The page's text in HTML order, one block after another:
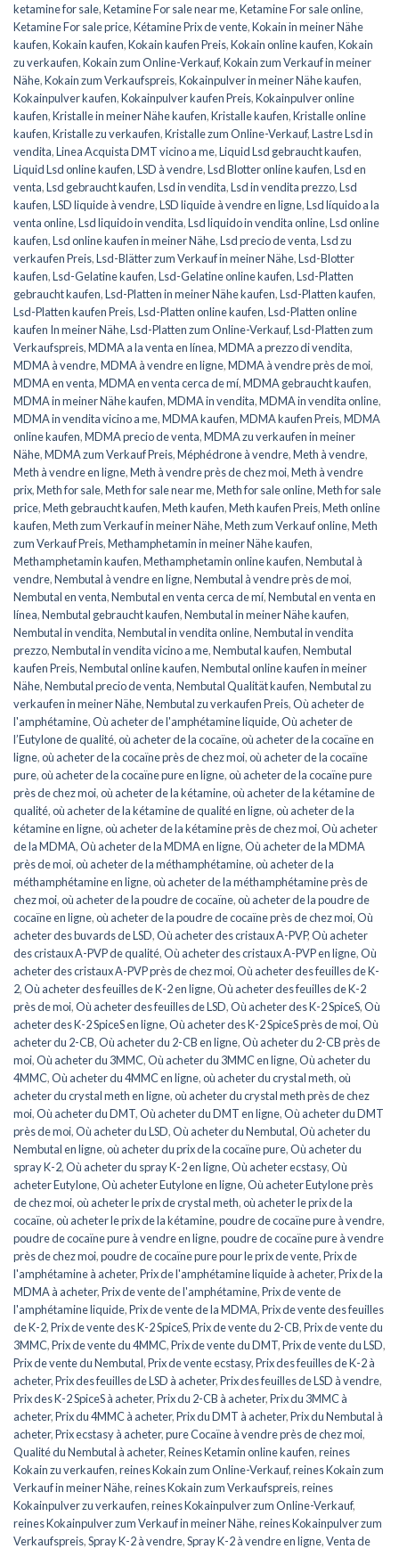
ketamine for sale,Ketamine For sale near me,Ketamine For sale online,
Ketamine For sale price,Kétamine Prix de vente,Kokain in meiner Nähe
kaufen,Kokain kaufen,Kokain kaufen Preis,Kokain online kaufen,Kokain
zu verkaufen,Kokain zum Online-Verkauf,Kokain zum Verkauf in meiner
Nähe,Kokain zum Verkaufspreis,Kokainpulver in meiner Nähe kaufen,
Kokainpulver kaufen,Kokainpulver kaufen Preis,Kokainpulver online
kaufen,Kristalle in meiner Nähe kaufen,Kristalle kaufen,Kristalle online
kaufen,Kristalle zu verkaufen,Kristalle zum Online-Verkauf,Lastre Lsd in
vendita,Linea Acquista DMT vicino a me,Liquid Lsd gebraucht kaufen,
Liquid Lsd online kaufen,LSD à vendre,Lsd Blotter online kaufen,Lsd en
venta,Lsd gebraucht kaufen,Lsd in vendita,Lsd in vendita prezzo,Lsd
kaufen,LSD liquide à vendre,LSD liquide à vendre en ligne,Lsd líquido a la
venta online,Lsd liquido in vendita,Lsd liquido in vendita online,Lsd online
kaufen,Lsd online kaufen in meiner Nähe,Lsd precio de venta,Lsd zu
verkaufen Preis,Lsd-Blätter zum Verkauf in meiner Nähe,Lsd-Blotter
kaufen,Lsd-Gelatine kaufen,Lsd-Gelatine online kaufen,Lsd-Platten
gebraucht kaufen,Lsd-Platten in meiner Nähe kaufen,Lsd-Platten kaufen,
Lsd-Platten kaufen Preis,Lsd-Platten online kaufen,Lsd-Platten online
kaufen In meiner Nähe,Lsd-Platten zum Online-Verkauf,Lsd-Platten zum
Verkaufspreis,MDMA a la venta en línea,MDMA a prezzo di vendita,
MDMA à vendre,MDMA à vendre en ligne,MDMA à vendre près de moi,
MDMA en venta,MDMA en venta cerca de mí,MDMA gebraucht kaufen,
MDMA in meiner Nähe kaufen,MDMA in vendita,MDMA in vendita online,
MDMA in vendita vicino a me,MDMA kaufen,MDMA kaufen Preis,MDMA
online kaufen,MDMA precio de venta,MDMA zu verkaufen in meiner
Nähe,MDMA zum Verkauf Preis,Méphédrone à vendre,Meth à vendre,
Meth à vendre en ligne,Meth à vendre près de chez moi,Meth à vendre
prix,Meth for sale,Meth for sale near me,Meth for sale online,Meth for sale
price,Meth gebraucht kaufen,Meth kaufen,Meth kaufen Preis,Meth online
kaufen,Meth zum Verkauf in meiner Nähe,Meth zum Verkauf online,Meth
zum Verkauf Preis,Methamphetamin in meiner Nähe kaufen,
Methamphetamin kaufen,Methamphetamin online kaufen,Nembutal à
vendre,Nembutal à vendre en ligne,Nembutal à vendre près de moi,
Nembutal en venta,Nembutal en venta cerca de mí,Nembutal en venta en
línea,Nembutal gebraucht kaufen,Nembutal in meiner Nähe kaufen,
Nembutal in vendita,Nembutal in vendita online,Nembutal in vendita
prezzo,Nembutal in vendita vicino a me,Nembutal kaufen,Nembutal
kaufen Preis,Nembutal online kaufen,Nembutal online kaufen in meiner
Nähe,Nembutal precio de venta,Nembutal Qualität kaufen,Nembutal zu
verkaufen in meiner Nähe,Nembutal zu verkaufen Preis,Où acheter de
l'amphétamine,Où acheter de l'amphétamine liquide,Où acheter de
l’Eutylone de qualité,où acheter de la cocaïne,où acheter de la cocaïne en
ligne,où acheter de la cocaïne près de chez moi,où acheter de la cocaïne
pure,où acheter de la cocaïne pure en ligne,où acheter de la cocaïne pure
près de chez moi,où acheter de la kétamine,où acheter de la kétamine de
qualité,où acheter de la kétamine de qualité en ligne,où acheter de la
kétamine en ligne,où acheter de la kétamine près de chez moi,Où acheter
de la MDMA,Où acheter de la MDMA en ligne,Où acheter de la MDMA
près de moi,où acheter de la méthamphétamine,où acheter de la
méthamphétamine en ligne,où acheter de la méthamphétamine près de
chez moi,où acheter de la poudre de cocaïne,où acheter de la poudre de
cocaïne en ligne,où acheter de la poudre de cocaïne près de chez moi,Où
acheter des buvards de LSD,Où acheter des cristaux A-PVP,Où acheter
des cristaux A-PVP de qualité,Où acheter des cristaux A-PVP en ligne,Où
acheter des cristaux A-PVP près de chez moi,Où acheter des feuilles de K-
2,Où acheter des feuilles de K-2 en ligne,Où acheter des feuilles de K-2
près de moi,Où acheter des feuilles de LSD,Où acheter des K-2 SpiceS,Où
acheter des K-2 SpiceS en ligne,Où acheter des K-2 SpiceS près de moi,Où
acheter du 2-CB,Où acheter du 2-CB en ligne,Où acheter du 2-CB près de
moi,Où acheter du 3MMC,Où acheter du 3MMC en ligne,Où acheter du
4MMC,Où acheter du 4MMC en ligne,où acheter du crystal meth,où
acheter du crystal meth en ligne,où acheter du crystal meth près de chez
moi,Où acheter du DMT,Où acheter du DMT en ligne,Où acheter du DMT
près de moi,Où acheter du LSD,Où acheter du Nembutal,Où acheter du
Nembutal en ligne,où acheter du prix de la cocaïne pure,Où acheter du
spray K-2,Où acheter du spray K-2 en ligne,Où acheter ecstasy,Où
acheter Eutylone,Où acheter Eutylone en ligne,Où acheter Eutylone près
de chez moi,où acheter le prix de crystal meth,où acheter le prix de la
cocaïne,où acheter le prix de la kétamine,poudre de cocaïne pure à vendre,
poudre de cocaïne pure à vendre en ligne,poudre de cocaïne pure à vendre
près de chez moi,poudre de cocaïne pure pour le prix de vente,Prix de
l'amphétamine à acheter,Prix de l'amphétamine liquide à acheter,Prix de la
MDMA à acheter,Prix de vente de l'amphétamine,Prix de vente de
l'amphétamine liquide,Prix de vente de la MDMA,Prix de vente des feuilles
de K-2,Prix de vente des K-2 SpiceS,Prix de vente du 2-CB,Prix de vente du
3MMC,Prix de vente du 4MMC,Prix de vente du DMT,Prix de vente du LSD,
Prix de vente du Nembutal,Prix de vente ecstasy,Prix des feuilles de K-2 à
acheter,Prix des feuilles de LSD à acheter,Prix des feuilles de LSD à vendre,
Prix des K-2 SpiceS à acheter,Prix du 2-CB à acheter,Prix du 3MMC à
acheter,Prix du 4MMC à acheter,Prix du DMT à acheter,Prix du Nembutal à
acheter,Prix ecstasy à acheter,pure Cocaïne à vendre près de chez moi,
Qualité du Nembutal à acheter,Reines Ketamin online kaufen,reines
Kokain zu verkaufen,reines Kokain zum Online-Verkauf,reines Kokain zum
Verkauf in meiner Nähe,reines Kokain zum Verkaufspreis,reines
Kokainpulver zu verkaufen,reines Kokainpulver zum Online-Verkauf,
reines Kokainpulver zum Verkauf in meiner Nähe,reines Kokainpulver zum
Verkaufspreis,Spray K-2 à vendre,Spray K-2 à vendre en ligne,Venta de